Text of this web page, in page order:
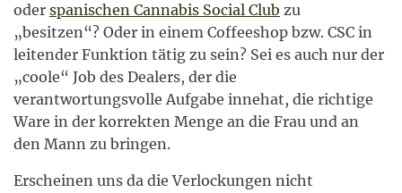
oder spanischen Cannabis Social Club zu
„besitzen“? Oder in einem Coffeeshop bzw. CSC in
leitender Funktion tätig zu sein? Sei es auch nur der
„coole“ Job des Dealers, der die
verantwortungsvolle Aufgabe innehat, die richtige
Ware in der korrekten Menge an die Frau und an
den Mann zu bringen.
Erscheinen uns da die Verlockungen nicht